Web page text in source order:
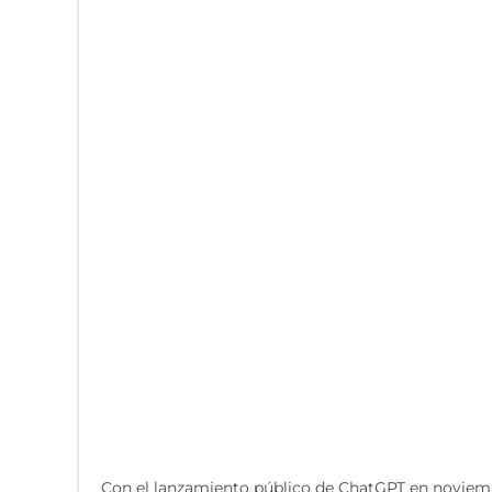
Con el lanzamiento público de ChatGPT en